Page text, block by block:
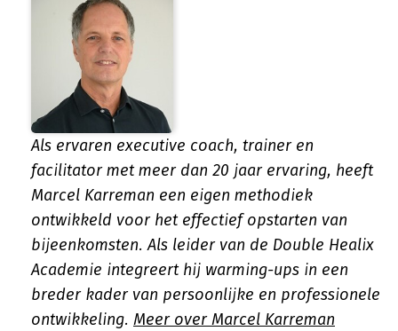
Als ervaren executive coach, trainer en
facilitator met meer dan 20 jaar ervaring, heeft
Marcel Karreman een eigen methodiek
ontwikkeld voor het effectief opstarten van
bijeenkomsten. Als leider van de Double Healix
Academie integreert hij warming-ups in een
breder kader van persoonlijke en professionele
ontwikkeling. Meer over Marcel Karreman